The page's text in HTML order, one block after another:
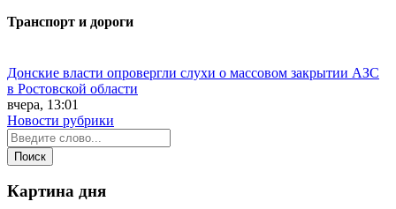
Транспорт и дороги
Донские власти опровергли слухи о массовом закрытии АЗС
в Ростовской области
вчера, 13:01
Новости рубрики
Картина дня